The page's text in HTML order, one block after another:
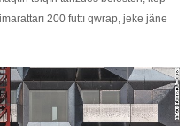
200 futtı qwrap, jeke jäne